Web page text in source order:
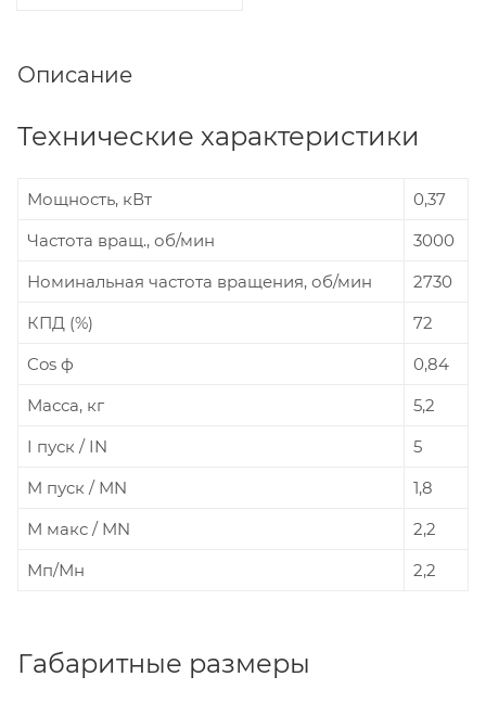
Описание
Технические характеристики
Мощность, кВт
0,37
Частота вращ., об/мин
3000
Номинальная частота вращения, об/мин
2730
КПД (%)
72
Cos ф
0,84
Масса, кг
5,2
I пуск / IN
5
M пуcк / MN
1,8
М макс / MN
2,2
Мп/Мн
2,2
Габаритные размеры